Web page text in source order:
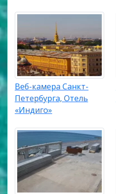
Веб-камера Санкт-
Петербурга, Отель
«Индиго»